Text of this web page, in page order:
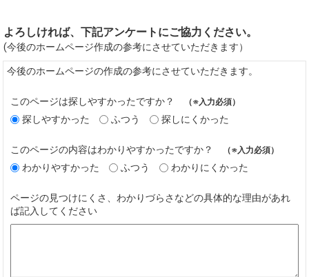
よろしければ、下記アンケートにご協力ください。
(今後のホームページ作成の参考にさせていただきます）
今後のホームページの作成の参考にさせていただきます。
このページは探しやすかったですか？ （※入力必須）
探しやすかった ふつう 探しにくかった
このページの内容はわかりやすかったですか？ （※入力必須）
わかりやすかった ふつう わかりにくかった
ページの見つけにくさ、わかりづらさなどの具体的な理由があれ
ば記入してください